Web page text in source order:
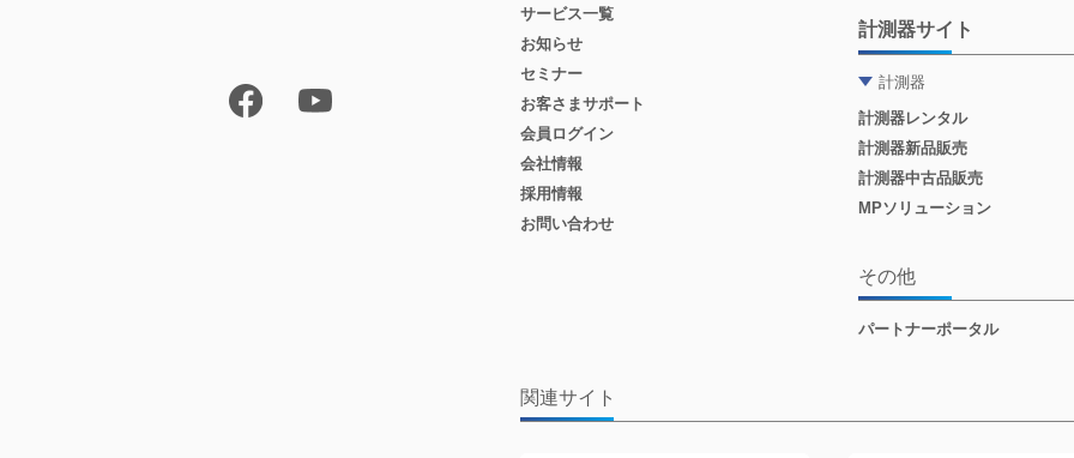
サービス一覧
お知らせ
セミナー
お客さまサポート
会員ログイン
会社情報
採用情報
お問い合わせ
計測器サイト
計測器
計測器レンタル
計測器新品販売
計測器中古品販売
MPソリューション
その他
パートナーポータル
関連サイト